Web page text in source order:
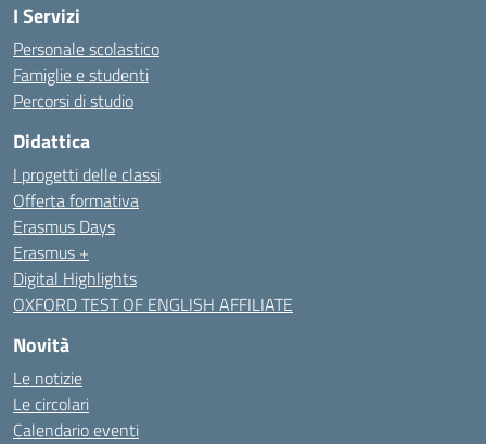
I Servizi
Personale scolastico
Famiglie e studenti
Percorsi di studio
Didattica
I progetti delle classi
Offerta formativa
Erasmus Days
Erasmus +
Digital Highlights
OXFORD TEST OF ENGLISH AFFILIATE
Novità
Le notizie
Le circolari
Calendario eventi